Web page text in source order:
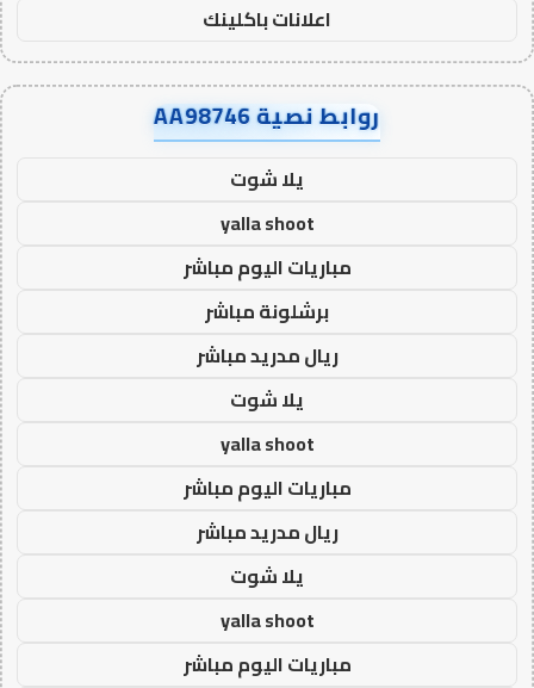
اعلانات باكلينك
روابط نصية AA98746
يلا شوت
yalla shoot
مباريات اليوم مباشر
برشلونة مباشر
ريال مدريد مباشر
يلا شوت
yalla shoot
مباريات اليوم مباشر
ريال مدريد مباشر
يلا شوت
yalla shoot
مباريات اليوم مباشر